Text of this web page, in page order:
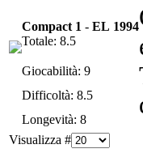
Compact 1 - EL 1994
Totale: 8.5
Giocabilità: 9
Difficoltà: 8.5
Longevità: 8
Visualizza #